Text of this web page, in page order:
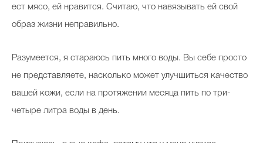
ест мясо, ей нравится. Считаю, что навязывать ей свой
образ жизни неправильно.
Разумеется, я стараюсь пить много воды. Вы себе просто
не представляете, насколько может улучшиться качество
вашей кожи, если на протяжении месяца пить по три-
четыре литра воды в день.